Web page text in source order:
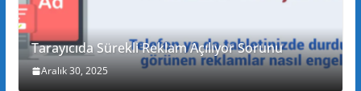
Tarayıcıda Sürekli Reklam Açılıyor Sorunu
Aralık 30, 2025